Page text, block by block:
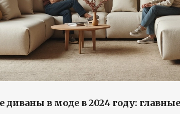
диваны в моде в 2024 году: